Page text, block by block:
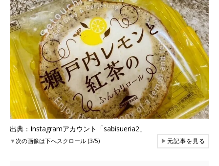
出典：Instagramアカウント「sabisueria2」
▼次の画像は下へスクロール (3/5) ▶元記事を見る